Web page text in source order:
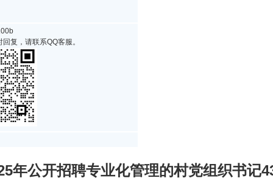
复，请联系QQ客服。
年公开招聘专业化管理的村党组织书记